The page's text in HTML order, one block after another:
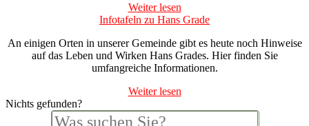
Weiter lesen
Infotafeln zu Hans Grade
An einigen Orten in unserer Gemeinde gibt es heute noch Hinweise
auf das Leben und Wirken Hans Grades. Hier finden Sie
umfangreiche Informationen.
Weiter lesen
Nichts gefunden?